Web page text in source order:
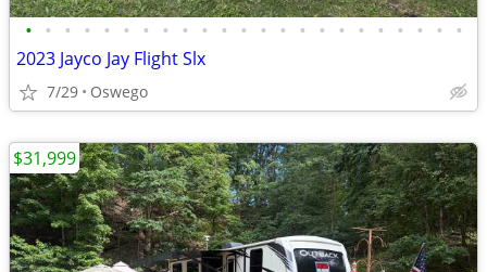
• • • • • • • • • • • • • • • • • • • • • • •
2023 Jayco Jay Flight Slx
7/29 Oswego
$31,999